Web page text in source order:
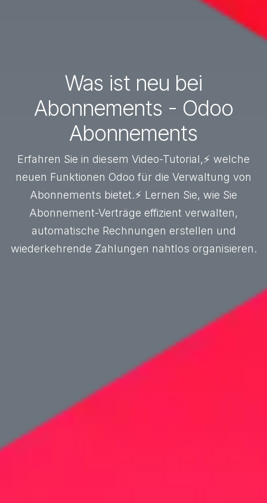
Was ist neu bei
Abonnements - Odoo
Abonnements
Erfahren Sie in diesem Video-Tutorial,⚡ welche
neuen Funktionen Odoo für die Verwaltung von
Abonnements bietet.⚡ Lernen Sie, wie Sie
Abonnement-Verträge effizient verwalten,
automatische Rechnungen erstellen und
wiederkehrende Zahlungen nahtlos organisieren.